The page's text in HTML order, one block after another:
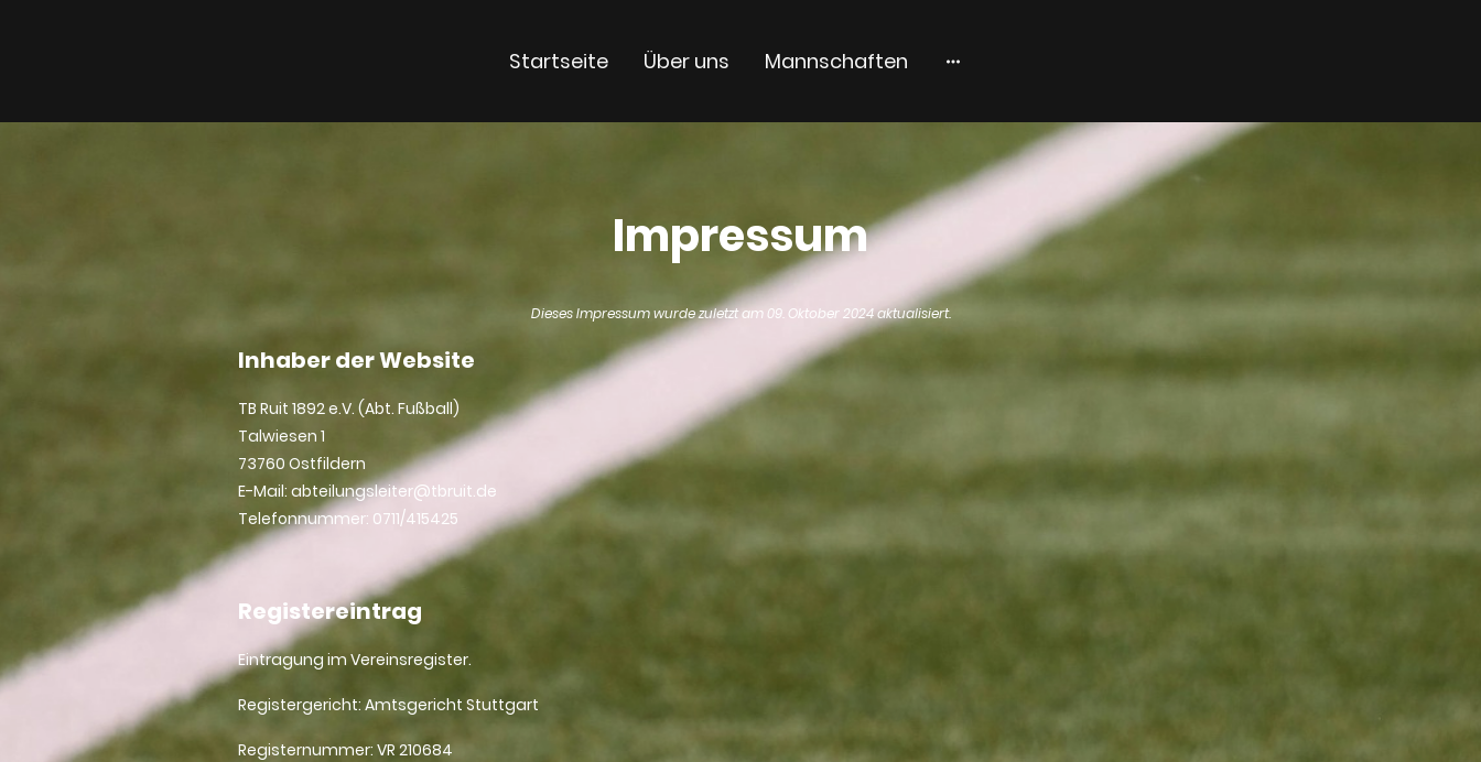
Startseite Über uns Mannschaften
Impressum
Dieses Impressum wurde zuletzt am 09. Oktober 2024 aktualisiert.
Inhaber der Website
TB Ruit 1892 e.V. (Abt. Fußball)
Talwiesen 1
73760 Ostfildern
E-Mail: abteilungsleiter@tbruit.de
Telefonnummer: 0711/415425
Registereintrag
Eintragung im Vereinsregister.
Registergericht: Amtsgericht Stuttgart
Registernummer: VR 210684